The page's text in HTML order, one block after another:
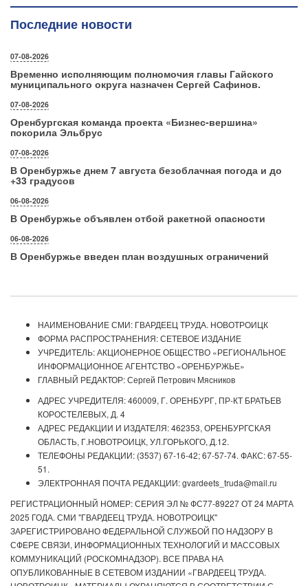
Последние новости
07-08-2026
Временно исполняющим полномочия главы Гайского
муниципального округа назначен Сергей Сафинов.
07-08-2026
Оренбургская команда проекта «Бизнес‑вершина»
покорила Эльбрус
07-08-2026
В Оренбуржье днем 7 августа безоблачная погода и до
+33 градусов
06-08-2026
В Оренбуржье объявлен отбой ракетной опасности
06-08-2026
В Оренбуржье введен план воздушных ограничений
НАИМЕНОВАНИЕ СМИ: ГВАРДЕЕЦ ТРУДА. НОВОТРОИЦК
ФОРМА РАСПРОСТРАНЕНИЯ: СЕТЕВОЕ ИЗДАНИЕ
УЧРЕДИТЕЛЬ: АКЦИОНЕРНОЕ ОБЩЕСТВО «РЕГИОНАЛЬНОЕ
ИНФОРМАЦИОННОЕ АГЕНТСТВО «ОРЕНБУРЖЬЕ»
ГЛАВНЫЙ РЕДАКТОР: Сергей Петрович Мясников
АДРЕС УЧРЕДИТЕЛЯ: 460009, Г. ОРЕНБУРГ, ПР-КТ БРАТЬЕВ
КОРОСТЕЛЕВЫХ, Д. 4
АДРЕС РЕДАКЦИИ И ИЗДАТЕЛЯ: 462353, ОРЕНБУРГСКАЯ
ОБЛАСТЬ, Г.НОВОТРОИЦК, УЛ.ГОРЬКОГО, Д.12.
ТЕЛЕФОНЫ РЕДАКЦИИ: (3537) 67-16-42; 67-57-74. ФАКС: 67-55-
51.
ЭЛЕКТРОННАЯ ПОЧТА РЕДАКЦИИ: gvardeets_truda@mail.ru
РЕГИСТРАЦИОННЫЙ НОМЕР: СЕРИЯ ЭЛ № ФС77-89227 ОТ 24 МАРТА
2025 ГОДА. СМИ "ГВАРДЕЕЦ ТРУДА. НОВОТРОИЦК"
ЗАРЕГИСТРИРОВАНО ФЕДЕРАЛЬНОЙ СЛУЖБОЙ ПО НАДЗОРУ В
СФЕРЕ СВЯЗИ, ИНФОРМАЦИОННЫХ ТЕХНОЛОГИЙ И МАССОВЫХ
КОММУНИКАЦИЙ (РОСКОМНАДЗОР). ВСЕ ПРАВА НА
ОПУБЛИКОВАННЫЕ В СЕТЕВОМ ИЗДАНИИ «ГВАРДЕЕЦ ТРУДА.